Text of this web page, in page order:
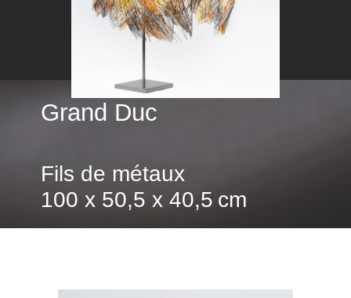
Grand Duc
Fils de métaux
100 x 50,5 x 40,5 cm